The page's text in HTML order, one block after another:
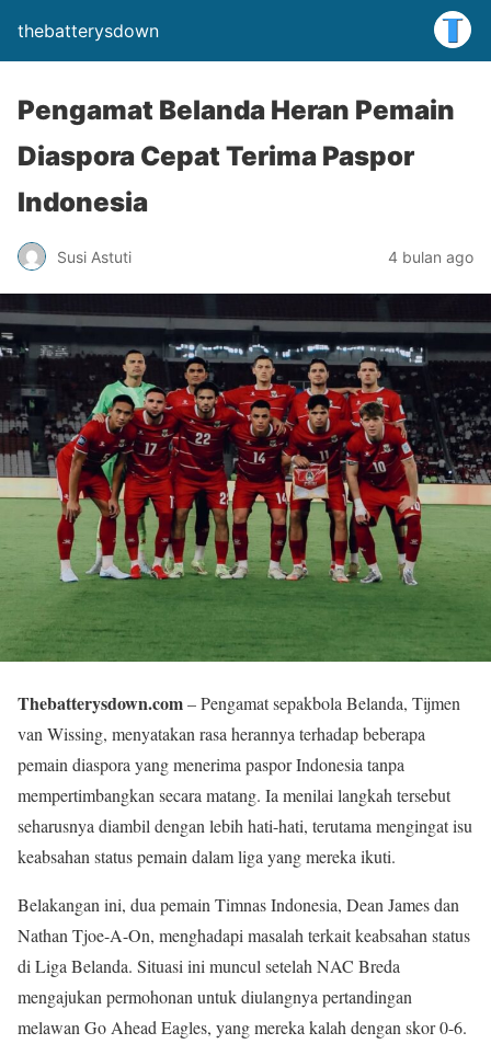
thebatterysdown
Pengamat Belanda Heran Pemain
Diaspora Cepat Terima Paspor
Indonesia
Susi Astuti 4 bulan ago
Thebatterysdown.com– Pengamat sepakbola Belanda, Tijmen
van Wissing, menyatakan rasa herannya terhadap beberapa
pemain diaspora yang menerima paspor Indonesia tanpa
mempertimbangkan secara matang. Ia menilai langkah tersebut
seharusnya diambil dengan lebih hati-hati, terutama mengingat isu
keabsahan status pemain dalam liga yang mereka ikuti.
Belakangan ini, dua pemain Timnas Indonesia, Dean James dan
Nathan Tjoe-A-On, menghadapi masalah terkait keabsahan status
di Liga Belanda. Situasi ini muncul setelah NAC Breda
mengajukan permohonan untuk diulangnya pertandingan
melawan Go Ahead Eagles, yang mereka kalah dengan skor 0-6.